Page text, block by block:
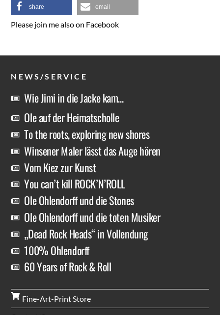
share email
Please join me also on Facebook
NEWS/SERVICE
Wie Jimi in die Jacke kam…
Ole auf der Heimatscholle
To the roots, exploring new shores
Winsener Maler lässt das Auge hören
Vom Kiez zur Kunst
You can’t kill ROCK’N’ROLL
Ole Ohlendorff und die Stones
Ole Ohlendorff und die toten Musiker
„Dead Rock Heads“ in Vollendung
100% Ohlendorff
60 Years of Rock & Roll
Fine-Art-Print Store